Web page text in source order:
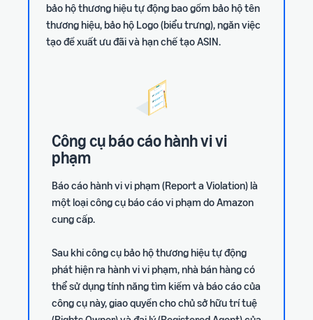
bảo hộ thương hiệu tự động bao gồm bảo hộ tên
thương hiệu, bảo hộ Logo (biểu trưng), ngăn việc
tạo đề xuất ưu đãi và hạn chế tạo ASIN.
Công cụ báo cáo hành vi vi
phạm
Báo cáo hành vi vi phạm (Report a Violation) là
một loại công cụ báo cáo vi phạm do Amazon
cung cấp.
Sau khi công cụ bảo hộ thương hiệu tự động
phát hiện ra hành vi vi phạm, nhà bán hàng có
thể sử dụng tính năng tìm kiếm và báo cáo của
công cụ này, giao quyền cho chủ sở hữu trí tuệ